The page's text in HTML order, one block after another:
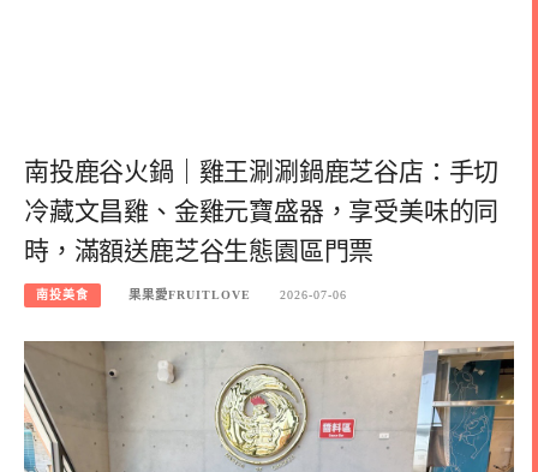
南投鹿谷火鍋｜雞王涮涮鍋鹿芝谷店：手切
冷藏文昌雞、金雞元寶盛器，享受美味的同
時，滿額送鹿芝谷生態園區門票
南投美食 果果愛FRUITLOVE 2026-07-06